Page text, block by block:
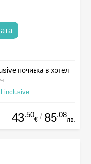
почивка в хотел
inclusive
43.50
€ / 85.08
лв.